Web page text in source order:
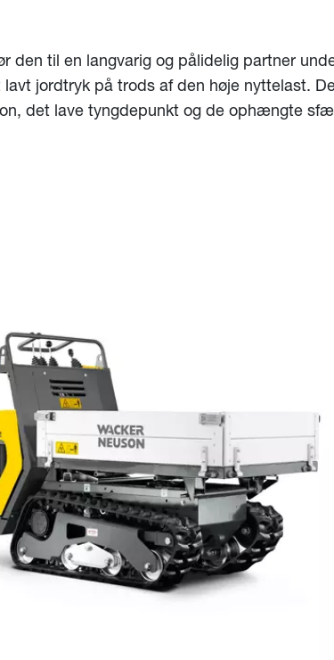
den til en langvarig og pålidelig partner
jordtryk på trods af den høje nyttelast.
det lave tyngdepunkt og de ophængte